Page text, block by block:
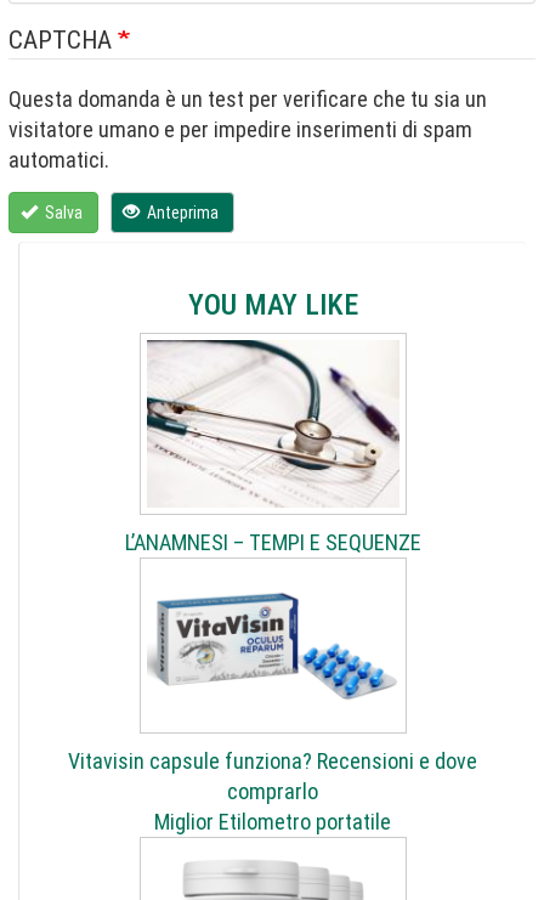
CAPTCHA
Questa domanda è un test per verificare che tu sia un
visitatore umano e per impedire inserimenti di spam
automatici.
Salva Anteprima
YOU MAY LIKE
L’ANAMNESI – TEMPI E SEQUENZE
Vitavisin capsule funziona? Recensioni e dove
comprarlo
Miglior Etilometro portatile